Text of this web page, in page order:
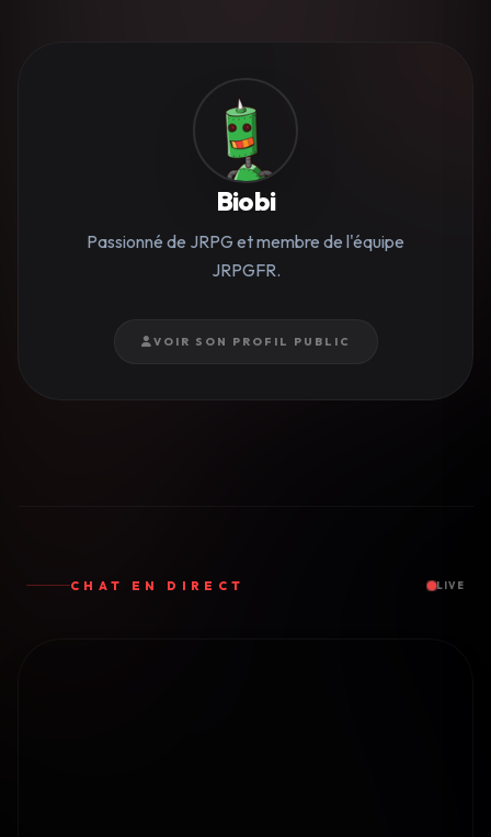
Biobi
Passionné de JRPG et membre de l'équipe
JRPGFR.
VOIR SON PROFIL PUBLIC
CHAT EN DIRECT LIVE